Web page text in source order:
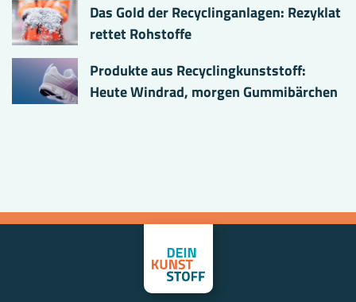
Das Gold der Recyclinganlagen: Rezyklat
rettet Rohstoffe
Produkte aus Recyclingkunststoff:
Heute Windrad, morgen Gummibärchen